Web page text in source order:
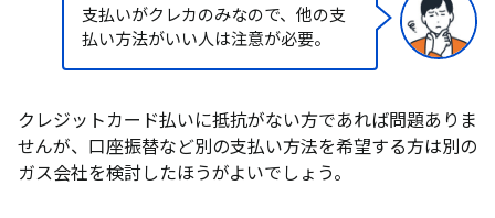
支払いがクレカのみなので、他の支
払い方法がいい人は注意が必要。
クレジットカード払いに抵抗がない方であれば問題ありま
せんが、口座振替など別の支払い方法を希望する方は別の
ガス会社を検討したほうがよいでしょう。